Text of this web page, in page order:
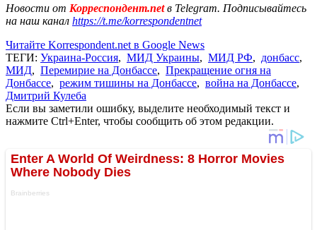
Новости от Корреспондент.netв Telegram. Подписывайтесь
на наш канал https://t.me/korrespondentnet
Читайте Korrespondent.net в Google News
ТЕГИ: Украина-Россия, МИД Украины, МИД РФ, донбасс,
МИД, Перемирие на Донбассе, Прекращение огня на
Донбассе, режим тишины на Донбассе, война на Донбассе,
Дмитрий Кулеба
Если вы заметили ошибку, выделите необходимый текст и
нажмите Ctrl+Enter, чтобы сообщить об этом редакции.